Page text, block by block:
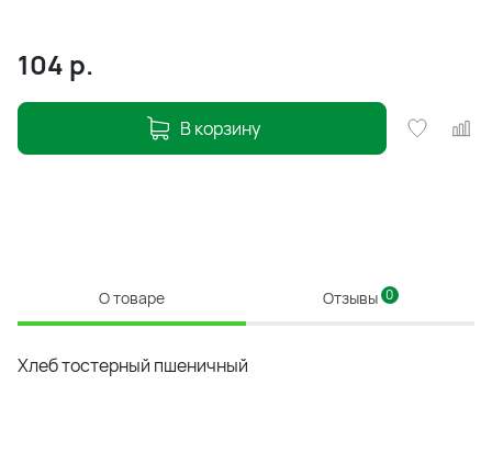
104 р.
В корзину
О товаре Отзывы 0
Хлеб тостерный пшеничный